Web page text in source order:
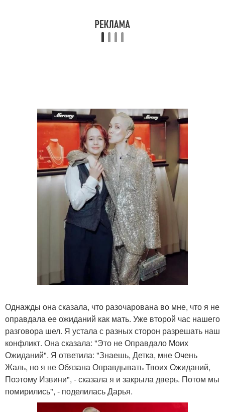
Однажды она сказала, что разочарована во мне, что я не
оправдала ее ожиданий как мать. Уже второй час нашего
разговора шел. Я устала с разных сторон разрешать наш
конфликт. Она сказала: "Это не Оправдало Моих
Ожиданий". Я ответила: "Знаешь, Детка, мне Очень
Жаль, но я не Обязана Оправдывать Твоих Ожиданий,
Поэтому Извини", - сказала я и закрыла дверь. Потом мы
помирились", - поделилась Дарья.